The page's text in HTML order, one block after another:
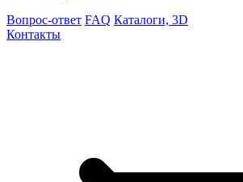
Вопрос-ответ FAQ Каталоги, 3D
Контакты